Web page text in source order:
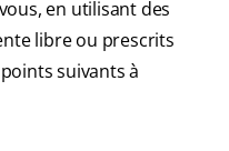
en utilisant des
libre ou prescrits
suivants à